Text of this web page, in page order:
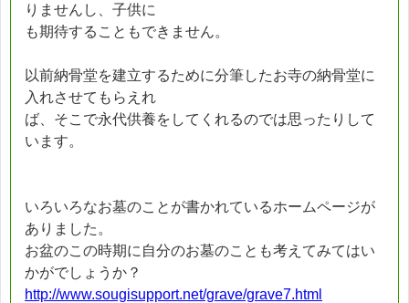
りませんし、子供に
も期待することもできません。
以前納骨堂を建立するために分筆したお寺の納骨堂に
入れさせてもらえれ
ば、そこで永代供養をしてくれるのでは思ったりして
います。
いろいろなお墓のことが書かれているホームページが
ありました。
お盆のこの時期に自分のお墓のことも考えてみてはい
かがでしょうか？
http://www.sougisupport.net/grave/grave7.html